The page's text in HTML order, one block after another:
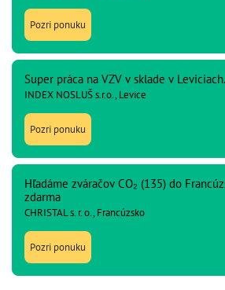
Pozri ponuku
Super práca na VZV v sklade v
INDEX NOSLUŠ s.r.o., Levice
Pozri ponuku
Hľadáme zváračov CO₂ (135) do
zdarma
CHRISTAL s. r. o., Francúzsko
Pozri ponuku